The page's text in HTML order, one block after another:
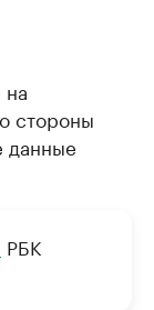
стороны
данные
РБК